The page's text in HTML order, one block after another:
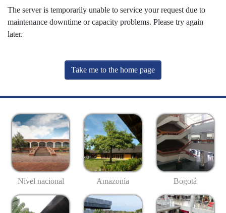
The server is temporarily unable to service your request due to
maintenance downtime or capacity problems. Please try again
later.
Take me to the home page
Nivel nacional Amazonía Bogotá